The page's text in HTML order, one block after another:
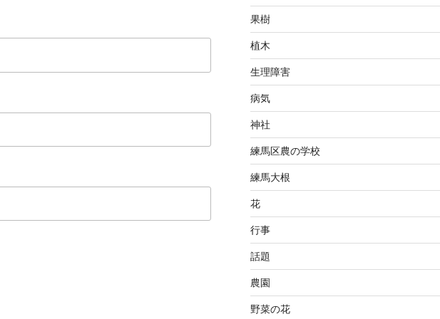
果樹
植木
生理障害
病気
神社
練馬区農の学校
練馬大根
花
行事
話題
農園
野菜の花